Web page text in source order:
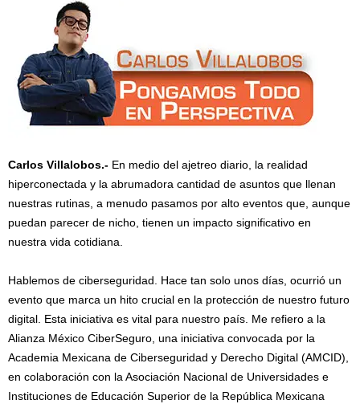
Carlos Villalobos.- En medio del ajetreo diario, la realidad
hiperconectada y la abrumadora cantidad de asuntos que llenan
nuestras rutinas, a menudo pasamos por alto eventos que, aunque
puedan parecer de nicho, tienen un impacto significativo en
nuestra vida cotidiana.
Hablemos de ciberseguridad. Hace tan solo unos días, ocurrió un
evento que marca un hito crucial en la protección de nuestro futuro
digital. Esta iniciativa es vital para nuestro país. Me refiero a la
Alianza México CiberSeguro, una iniciativa convocada por la
Academia Mexicana de Ciberseguridad y Derecho Digital (AMCID),
en colaboración con la Asociación Nacional de Universidades e
Instituciones de Educación Superior de la República Mexicana